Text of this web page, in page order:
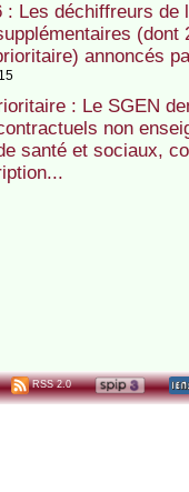
: Les déchiffreurs de
(dont
annoncés
: Le SGEN
non
santé et sociaux,
RSS 2.0